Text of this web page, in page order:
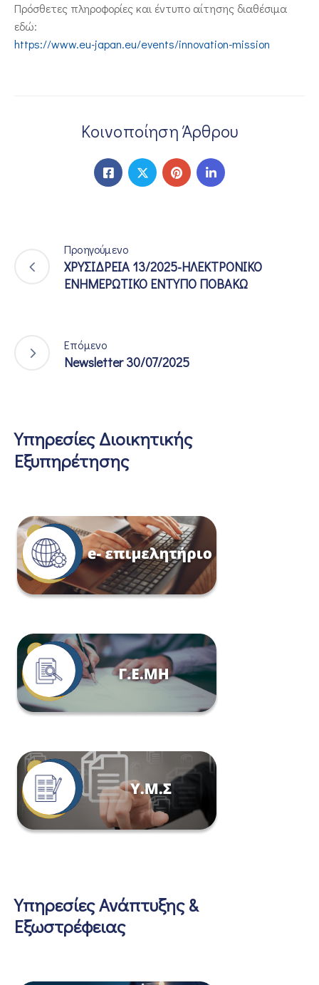
Πρόσθετες πληροφορίες και έντυπο αίτησης διαθέσιμα
εδώ:
https://www.eu-japan.eu/events/innovation-mission
Κοινοποίηση Άρθρου
Προηγούμενο
ΧΡΥΣΙΔΡΕΙΑ 13/2025-ΗΛΕΚΤΡΟΝΙΚΟ
ΕΝΗΜΕΡΩΤΙΚΟ ΕΝΤΥΠΟ ΠΟΒΑΚΩ
Επόμενο
Newsletter 30/07/2025
Υπηρεσίες Διοικητικής
Εξυπηρέτησης
Υπηρεσίες Ανάπτυξης &
Εξωστρέφειας